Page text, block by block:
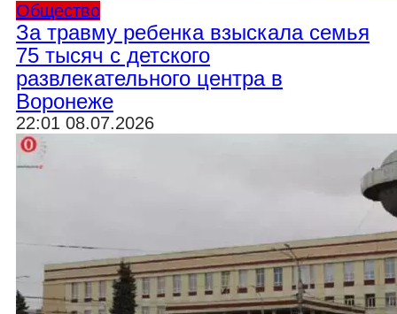
Общество
За травму ребенка взыскала семья
75 тысяч с детского
развлекательного центра в
Воронеже
22:01 08.07.2026